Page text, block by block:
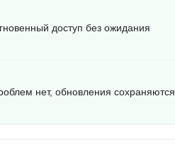
доступ без ожидания
нет, обновления сохраняются